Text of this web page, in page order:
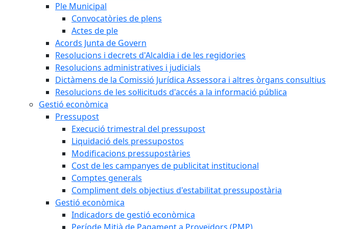
Ple Municipal
Convocatòries de plens
Actes de ple
Acords Junta de Govern
Resolucions i decrets d'Alcaldia i de les regidories
Resolucions administratives i judicials
Dictàmens de la Comissió Jurídica Assessora i altres òrgans consultius
Resolucions de les sol·licituds d'accés a la informació pública
Gestió econòmica
Pressupost
Execució trimestral del pressupost
Liquidació dels pressupostos
Modificacions pressupostàries
Cost de les campanyes de publicitat institucional
Comptes generals
Compliment dels objectius d'estabilitat pressupostària
Gestió econòmica
Indicadors de gestió econòmica